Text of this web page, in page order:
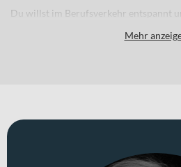
Du willst im Berufsverkehr entspannt
unbefestigten Wegen souverän fahren?
Dieses E-Trekkingbike richtet sich an
Mehr